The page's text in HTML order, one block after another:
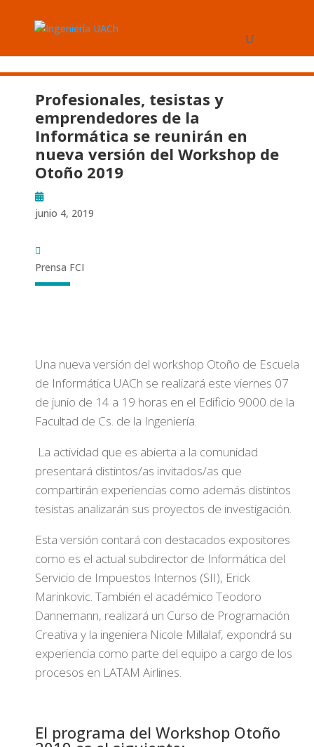
Profesionales, tesistas y
emprendedores de la
Informática se reunirán en
nueva versión del Workshop de
Otoño 2019
junio 4, 2019
Prensa FCI
Una nueva versión del workshop Otoño de Escuela
de Informática UACh se realizará este viernes 07
de junio de 14 a 19 horas en el Edificio 9000 de la
Facultad de Cs. de la Ingeniería.
La actividad que es abierta a la comunidad
presentará distintos/as invitados/as que
compartirán experiencias como además distintos
tesistas analizarán sus proyectos de investigación.
Esta versión contará con destacados expositores
como es el actual subdirector de Informática del
Servicio de Impuestos Internos (SII), Erick
Marinkovic. También el académico Teodoro
Dannemann, realizará un Curso de Programación
Creativa y la ingeniera Nicole Millalaf, expondrá su
experiencia como parte del equipo a cargo de los
procesos en LATAM Airlines.
El programa del Workshop Otoño